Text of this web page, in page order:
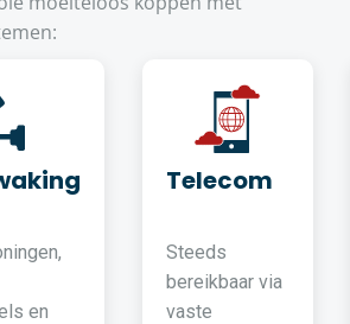
en
Telecom
Steeds
bereikbaar via
vaste